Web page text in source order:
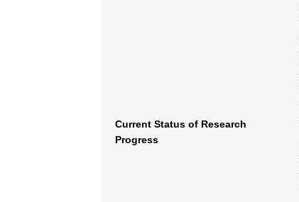
Current Status of Research
Progress